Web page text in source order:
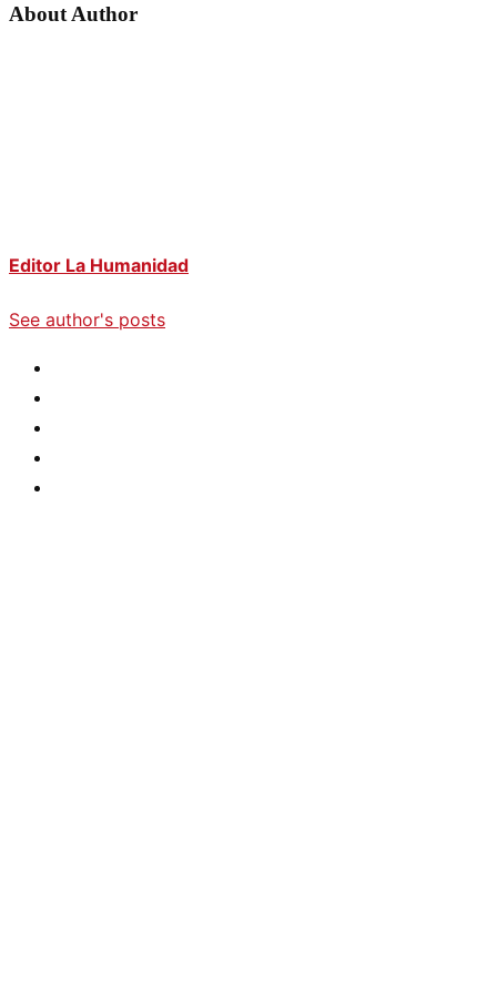
About Author
Editor La Humanidad
See author's posts